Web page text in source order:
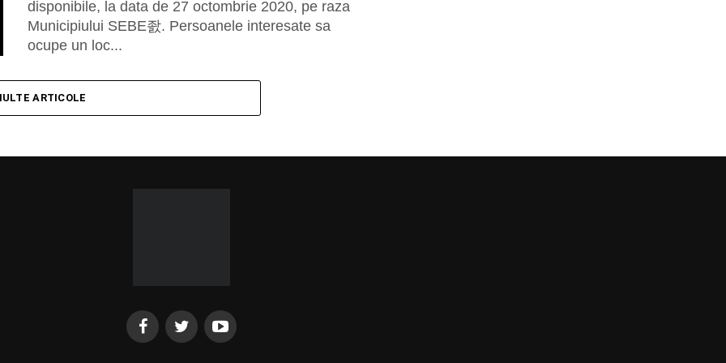
disponibile, la data de 27 octombrie 2020, pe raza
Municipiului SEBE좘. Persoanele interesate sa
ocupe un loc...
ARTICOLE